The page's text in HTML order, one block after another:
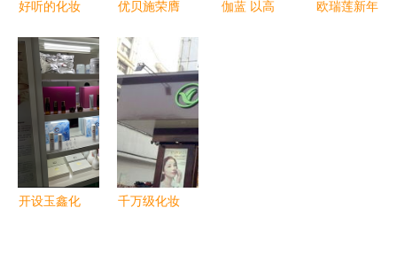
好听的化妆
灵感与创意
集锦
优贝施荣膺
化妆品年度
杰出零售
商，引领行
业新零售风
潮
伽蓝 以高
欧瑞莲新年
开设玉鑫化
千万级化妆